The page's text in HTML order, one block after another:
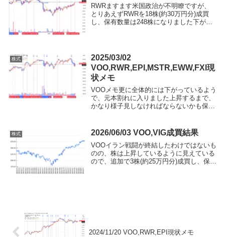
RWRますます米国政治が不明瞭ですが、
とりあえずRWRを18株(約30万円分)成買
し、保有数量は248株になりました下がる
株式
2025/03/02
VOO,RWR,EPI,MSTR,EWW,FXI現
状メモ
VOOメモ更に全体的には下がっているよう
で、元本割れに入りました上昇するまで、
かなり様子見しなければならないかも保有
USD546.33 USD2,139,3...
株式 2026/06/03 VOO,VIG成買結果
VOOイラン戦闘が終結したわけではないも
のの、株は上昇しているように見えている
ので、追加で3株(約25万円分)成買し、保有
2024/11/20 VOO,RWR,EPI現状メモ